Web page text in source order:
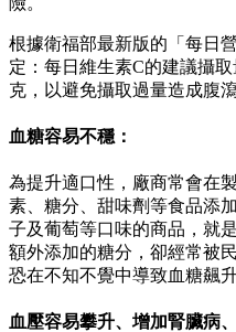
根據衛福部最新版的「每日
定：每日維生素C的建議攝
克，以避免攝取過量造成腹
血糖容易不穩：
為提升適口性，廠商常會在
素、糖分、甜味劑等食品添
子及葡萄等口味的商品，就
額外添加的糖分，卻經常被
恐在不知不覺中導致血糖飆
血壓容易攀升、增加腎臟病